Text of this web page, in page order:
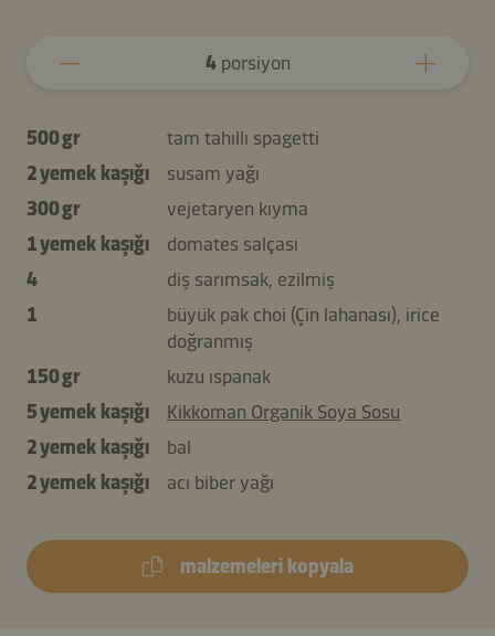
4porsiyon
500 gr
tam tahıllı spagetti
2 yemek kaşığı
susam yağı
300 gr
vejetaryen kıyma
1 yemek kaşığı
domates salçası
4
diş sarımsak, ezilmiş
1
büyük pak choi (Çin lahanası), irice
doğranmış
150 gr
kuzu ıspanak
5 yemek kaşığı
Kikkoman Organik Soya Sosu
2 yemek kaşığı
bal
2 yemek kaşığı
acı biber yağı
malzemeleri kopyala